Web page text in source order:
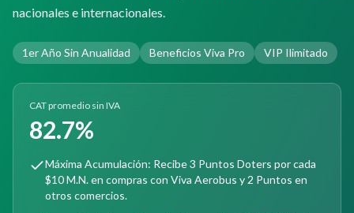
nacionales e internacionales.
1er Año Sin Anualidad Beneficios Viva Pro VIP Ilimitado
CAT promedio sin IVA
82.7%
Máxima Acumulación: Recibe 3 Puntos Doters por cada
$10 M.N. en compras con Viva Aerobus y 2 Puntos en
otros comercios.